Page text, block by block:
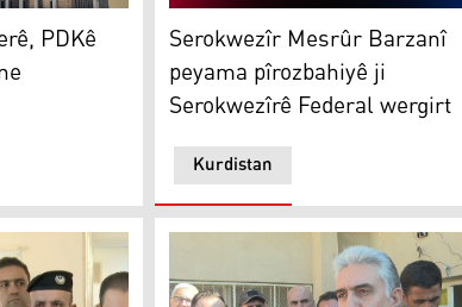
dengên xwe zêde kirine
PDKê Serokwezîr Mesrûr Barzanî
Kurdistan
Serokwezîr Mesrûr Barzanî
peyama pîrozbahiyê ji
Serokwezîrê Federal wergirt